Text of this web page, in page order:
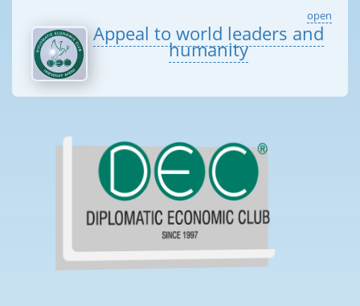
open
Appeal to world leaders and
humanity